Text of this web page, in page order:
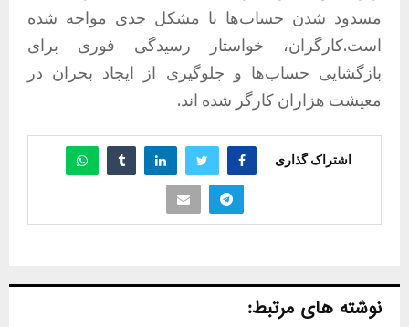
مسدود شدن حساب‌ها با مشکل جدی مواجه شده
است.کارگران، خواستار رسیدگی فوری برای
بازگشایی حساب‌ها و جلوگیری از ایجاد بحران در
معیشت هزاران کارگر شده اند.
اشتراک گذاری
نوشته های مرتبط: